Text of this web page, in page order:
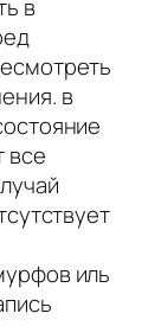
в
в
все
иль